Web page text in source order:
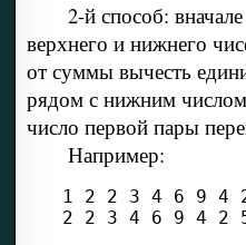
2-й способ:
верхнего и нижнего
от суммы вычесть
рядом с нижним
число первой пары
Например:
2 2 3 4 6 9 4 2